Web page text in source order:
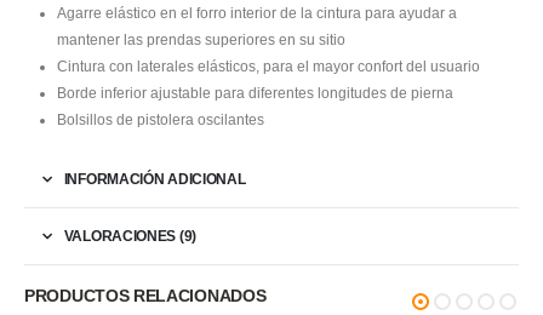
Agarre elástico en el forro interior de la cintura para ayudar a
mantener las prendas superiores en su sitio
Cintura con laterales elásticos, para el mayor confort del usuario
Borde inferior ajustable para diferentes longitudes de pierna
Bolsillos de pistolera oscilantes
INFORMACIÓN ADICIONAL
VALORACIONES (9)
PRODUCTOS RELACIONADOS